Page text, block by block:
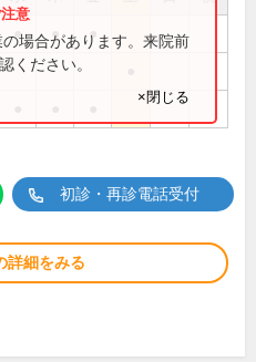
● ● ●
場合があります。来院前
ください。
×閉じる
初診・再診電話受付
詳細をみる